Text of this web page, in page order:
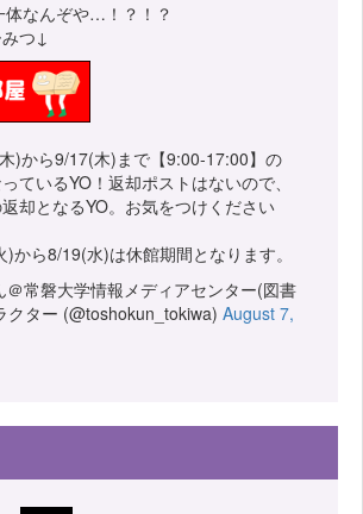
体なんぞや…！？！？
つ↓
)から9/17(木)まで【9:00-17:00】の
ているYO！返却ポストはないので、
却となるYO。お気をつけください
)から8/19(水)は休館期間となります。
常磐大学情報メディアセンター(図書
クター (@toshokun_tokiwa) August 7,